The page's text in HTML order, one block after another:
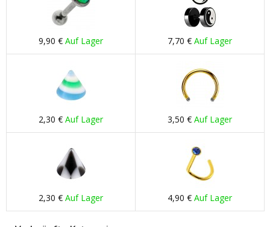
9,90 € Auf Lager 7,70 € Auf Lager
2,30 € Auf Lager 3,50 € Auf Lager
2,30 € Auf Lager 4,90 € Auf Lager